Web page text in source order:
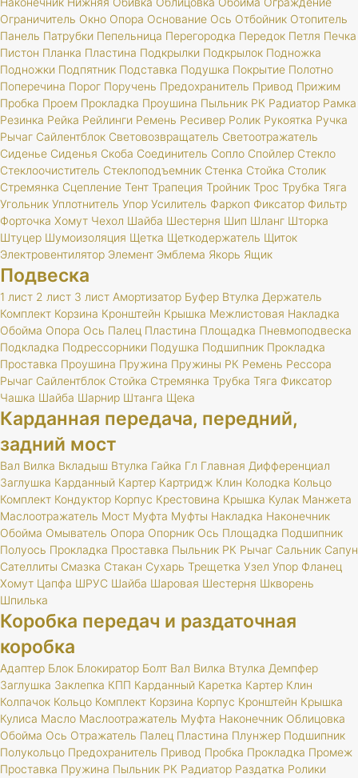
Ограничитель Окно Опора Основание Ось Отбойник Отопитель
Панель Патрубки Пепельница Перегородка Передок Петля Печка
Пистон Планка Пластина Подкрылки Подкрылок Подножка
Подножки Подпятник Подставка Подушка Покрытие Полотно
Поперечина Порог Поручень Предохранитель Привод Прижим
Пробка Проем Прокладка Проушина Пыльник РК Радиатор Рамка
Резинка Рейка Рейлинги Ремень Ресивер Ролик Рукоятка Ручка
Рычаг Сайлентблок Световозвращатель Светоотражатель
Сиденье Сиденья Скоба Соединитель Сопло Спойлер Стекло
Стеклоочиститель Стеклоподъемник Стенка Стойка Столик
Стремянка Сцепление Тент Трапеция Тройник Трос Трубка Тяга
Угольник Уплотнитель Упор Усилитель Фаркоп Фиксатор Фильтр
Форточка Хомут Чехол Шайба Шестерня Шип Шланг Шторка
Штуцер Шумоизоляция Щетка Щеткодержатель Щиток
Электровентилятор Элемент Эмблема Якорь Ящик
Подвеска
1 лист 2 лист 3 лист Амортизатор Буфер Втулка Держатель
Комплект Корзина Кронштейн Крышка Межлистовая Накладка
Обойма Опора Ось Палец Пластина Площадка Пневмоподвеска
Подкладка Подрессорники Подушка Подшипник Прокладка
Проставка Проушина Пружина Пружины РК Ремень Рессора
Рычаг Сайлентблок Стойка Стремянка Трубка Тяга Фиксатор
Чашка Шайба Шарнир Штанга Щека
Карданная передача, передний,
задний мост
Вал Вилка Вкладыш Втулка Гайка Гл Главная Дифференциал
Заглушка Карданный Картер Картридж Клин Колодка Кольцо
Комплект Кондуктор Корпус Крестовина Крышка Кулак Манжета
Маслоотражатель Мост Муфта Муфты Накладка Наконечник
Обойма Омыватель Опора Опорник Ось Площадка Подшипник
Полуось Прокладка Проставка Пыльник РК Рычаг Сальник Сапун
Сателлиты Смазка Стакан Сухарь Трещетка Узел Упор Фланец
Хомут Цапфа ШРУС Шайба Шаровая Шестерня Шкворень
Шпилька
Коробка передач и раздаточная
коробка
Адаптер Блок Блокиратор Болт Вал Вилка Втулка Демпфер
Заглушка Заклепка КПП Карданный Каретка Картер Клин
Колпачок Кольцо Комплект Корзина Корпус Кронштейн Крышка
Кулиса Масло Маслоотражатель Муфта Наконечник Облицовка
Обойма Ось Отражатель Палец Пластина Плунжер Подшипник
Полукольцо Предохранитель Привод Пробка Прокладка Промеж
Проставка Пружина Пыльник РК Радиатор Раздатка Ролики